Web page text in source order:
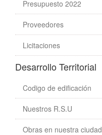
Presupuesto 2022
Proveedores
Licitaciones
Desarrollo Territorial
Codigo de edificación
Nuestros R.S.U
Obras en nuestra ciudad